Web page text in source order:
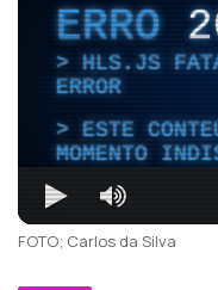
ERRO
HLS.JS
ERROR
ESTE
MOMENTO
FOTO; Carlos da Silva